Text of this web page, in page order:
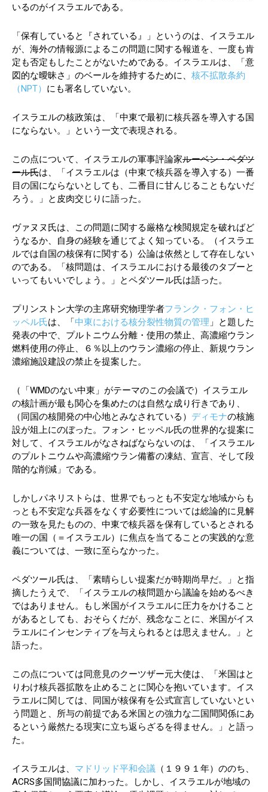
いるのがイスラエルである。
「保有していると『されている』」というのは、イスラエル
が、海外の情報源によるこの問題に関する報道を、一度も肯
定も否定もしたことがないためである。イスラエルは、「意
図的な曖昧さ」のベールを維持するために、 核不拡散条約
（NPT） にも署名していない。
イスラエルの核政策は、「中東で最初に核兵器を導入する国
にならない。」という一文で表現される。
この点について、イスラエルの軍事評論家ルーベン・ペダツ
ール氏は、「イスラエルは（中東で核兵器を導入する）一番
目の国にならないとしても、二番目に甘んじることもないだ
ろう。」と皮肉交じりに語った。
ヴァヌヌ氏は、この問題に関する厳格な検閲規定を破ればど
うなるか、自身の経験を通じてよく知っている。（イスラエ
ルでは自国の核保有に関する）公論は依然として存在しない
のである。「核問題は、イスラエルにおける最後のタブーと
いってもいいでしょう。」とペダツール氏は語った。
プリンストン大学の主席研究物理学者フランク・フォン・ヒ
ッペル氏は、「中東における核分裂性物質の管理 」と題した
発表の中で、プルトニウム分離・使用の禁止、高濃縮ウラン
燃料使用の停止、６％以上のウラン濃縮の停止、新規ウラン
濃縮施設建設の禁止を提案した。
（「WMDのない中東」がテーマのこの会議で）イスラエル
の核計画が最も関心を集めたのは自然な成り行きであり、
（同国の核開発の中心地とみなされている） ディモナの核施
設が俎上にのぼった。フォン・ヒッペル氏の世界的な提案に
対して、イスラエルがなさねばならないのは、「イスラエル
のプルトニウムや高濃縮ウラン備蓄の凍結、宣言、そして段
階的な削減」である。
しかしパネリストらは、世界でもっとも不安定な地域からも
っとも不安定な兵器をなくす必要性については総論的に見解
の一致を見たものの、中東で核兵器を保有しているとされる
唯一の国（＝イスラエル）に焦点を当てることの実践的な意
義については、一致に至らなかった。
ペダツール氏は、「素晴らしい提案だが時期尚早だ。」と指
摘したうえで、「イスラエルの核問題から議論を始めるべき
ではありません。もし米国がイスラエルに圧力をかけること
があるとしても、おそらくだが、残念なことに、米国がイス
ラエルにインセンティブを与えられるとは思えません。」と
語った。
この点については同意見のクーツザー元大使は、「米国はと
りわけ核兵器拡散を止めることに関心を抱いています。イス
ラエルに関しては、同国が核保有を公式宣言していないとい
う問題と、所与の前提である米国との強力な二国間関係にあ
るという厳然たる現実に立ち返らざるを得ません。」と語っ
た。
イスラエルは、 マドリッド平和会議 （１９９１年）ののち、
ACRS多国間協議に加わった。しかし、イスラエルが地域の